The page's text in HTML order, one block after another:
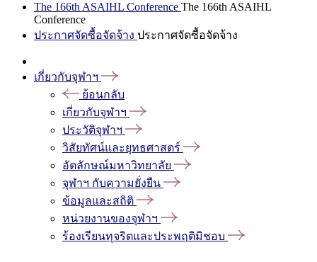
The 166th ASAIHL Conference The 166th ASAIHL
Conference
ประกาศจัดซื้อจัดจ้าง ประกาศจัดซื้อจัดจ้าง
เกี่ยวกับจุฬาฯ
ย้อนกลับ
เกี่ยวกับจุฬาฯ
ประวัติจุฬาฯ
วิสัยทัศน์และยุทธศาสตร์
อัตลักษณ์มหาวิทยาลัย
จุฬาฯ กับความยั่งยืน
ข้อมูลและสถิติ
หน่วยงานของจุฬาฯ
ร้องเรียนทุจริตและประพฤติมิชอบ